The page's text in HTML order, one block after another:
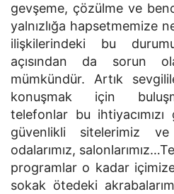
gevşeme, çözülme ve
yalnızlığa hapsetmemize
ilişkilerindeki bu
açısından da sorun
mümkündür. Artık
konuşmak için
telefonlar bu
güvenlikli sitelerimiz ve
odalarımız,
programlar o kadar
sokak ötedeki